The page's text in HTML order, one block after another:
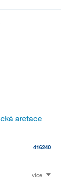
aretace
416240
více